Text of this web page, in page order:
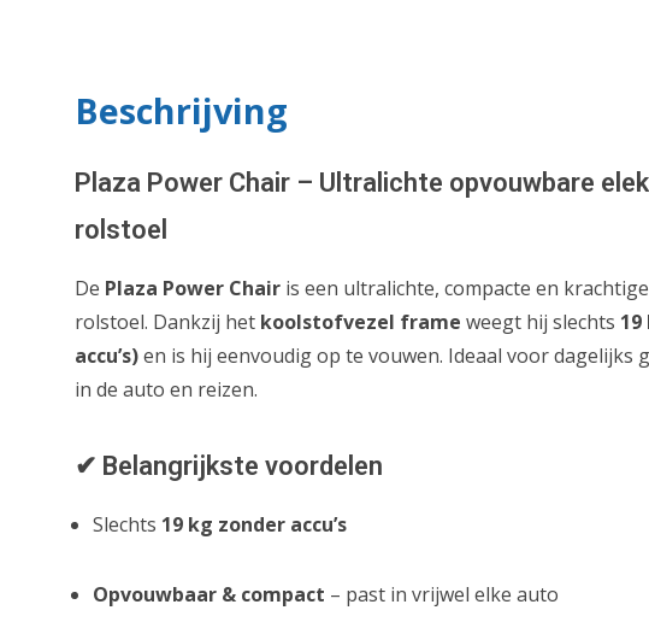
Beschrijving
Plaza Power Chair – Ultralichte opvouwbare
rolstoel
De Plaza Power Chair is een ultralichte, compacte en
rolstoel. Dankzij het koolstofvezel frame weegt hij slechts
accu’s)en is hij eenvoudig op te vouwen. Ideaal voor dagelijks
in de auto en reizen.
✔ Belangrijkste voordelen
Slechts 19 kg zonder accu’s
Opvouwbaar & compact – past in vrijwel elke auto